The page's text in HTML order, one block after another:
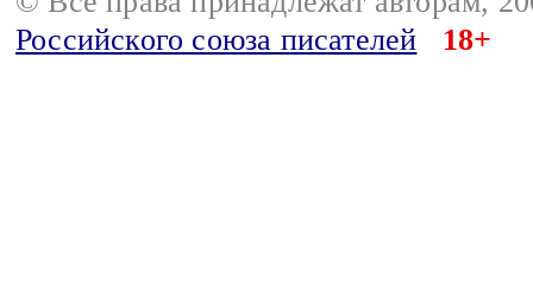
Российского союза писателей
18+